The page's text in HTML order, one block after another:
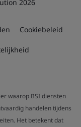
2026
Cookiebeleid
waarop BSI diensten
handelen tijdens
Het betekent dat